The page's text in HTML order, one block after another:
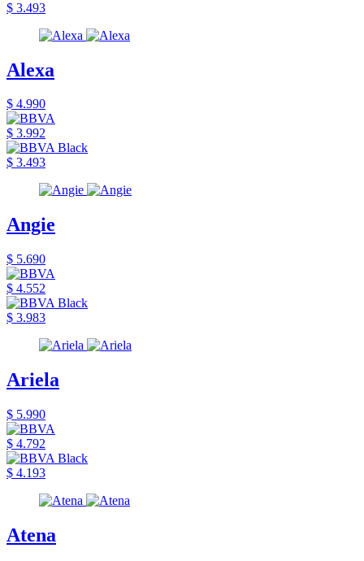
$ 3.493
Alexa
$ 4.990
$ 3.992
$ 3.493
Angie
$ 5.690
$ 4.552
$ 3.983
Ariela
$ 5.990
$ 4.792
$ 4.193
Atena